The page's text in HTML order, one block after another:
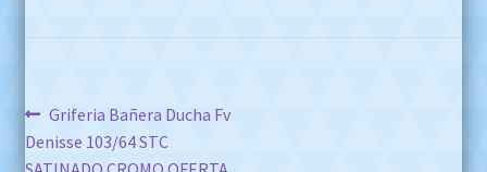
Navegación
de
Anterior:
Griferia Bañera Ducha Fv
Denisse 103/64 STC